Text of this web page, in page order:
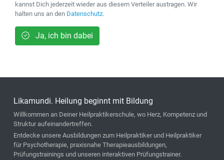
kannst Dich jederzeit wieder aus diesem Verteiler austragen. Wir
halten uns an den Datenschutz.
Ja, ich bin dabei
Likamundi. Heilung beginnt mit Bildung
Willkommen an Deiner Heilpraktikerschule, wo Herz, Kompetenz und
Struktur aufeinandertreffen.
Entdecke unsere Ausbildungen zum Heilpraktiker und Heilpraktiker
für Psychotherapie, praxisnahe Therapieausbildungen,
Prüfungstrainings und unseren interaktiven Prüfungstrainer.